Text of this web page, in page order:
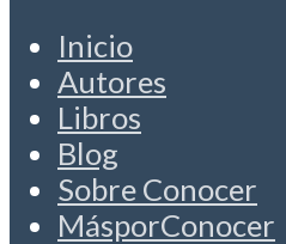
Inicio
Autores
Libros
Blog
Sobre Conocer
MásporConocer